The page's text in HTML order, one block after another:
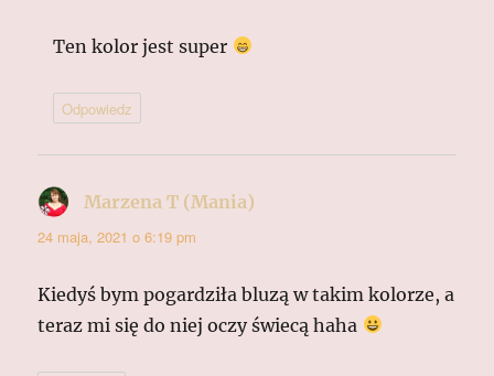
Ten kolor jest super
Odpowiedz
Marzena T (Mania)
24 maja, 2021 o 6:19 pm
Kiedyś bym pogardziła bluzą w takim kolorze, a
teraz mi się do niej oczy świecą haha